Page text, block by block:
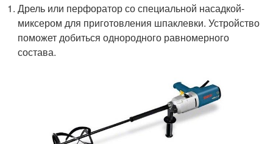
Дрель или перфоратор со специальной насадкой-
миксером для приготовления шпаклевки. Устройство
поможет добиться однородного равномерного
состава.